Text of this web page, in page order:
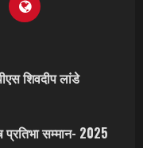
शिवदीप लांडे
प्रतिभा सम्मान- 2025